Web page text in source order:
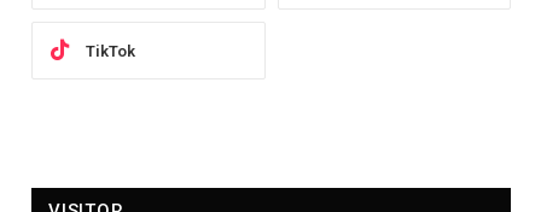
TikTok